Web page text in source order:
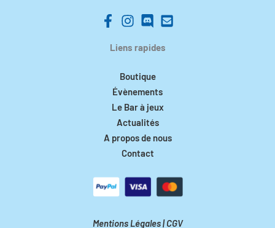
Liens rapides
Boutique
Évènements
Le Bar à jeux
Actualités
A propos de nous
Contact
Mentions Légales|CGV